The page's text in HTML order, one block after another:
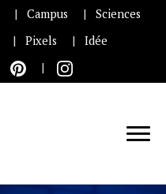
Campus
Sciences
Pixels Idée